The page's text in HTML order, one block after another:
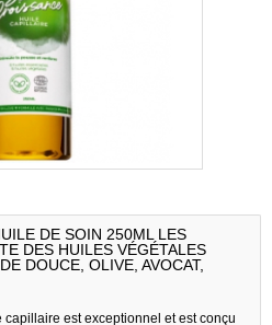
DE SOIN 250ML LES
DES HUILES VÉGÉTALES
DOUCE, OLIVE, AVOCAT,
est exceptionnel et est conçu